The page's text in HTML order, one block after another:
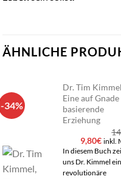
ÄHNLICHE
-34%Add to
wishlist
Dr. Tim
Eine auf Gnade
basierende
Erziehung
Preis
war:
14,95€
9,80€
Preis
ist:
inkl.
In diesem Buch
uns Dr. Kimmel
revolutionäre